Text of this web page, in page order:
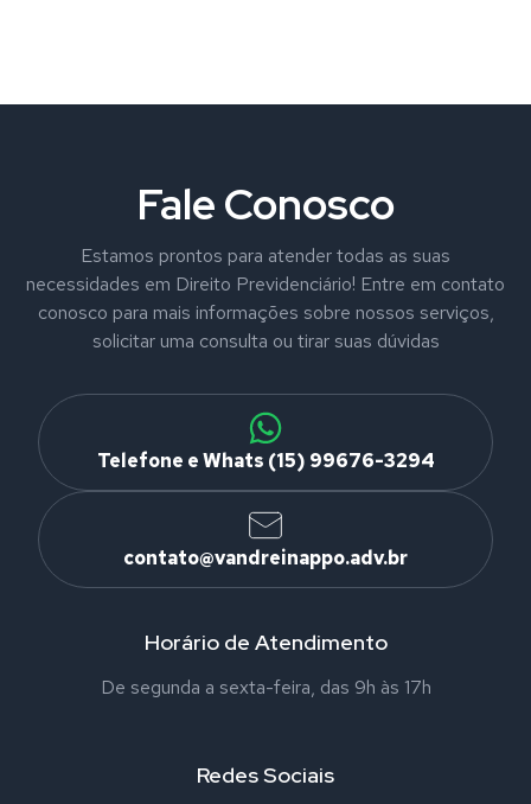
Fale Conosco
Estamos prontos para atender todas as suas
necessidades em Direito Previdenciário! Entre em contato
conosco para mais informações sobre nossos serviços,
solicitar uma consulta ou tirar suas dúvidas
Telefone e Whats (15) 99676-3294
contato@vandreinappo.adv.br
Horário de Atendimento
De segunda a sexta-feira, das 9h às 17h
Redes Sociais